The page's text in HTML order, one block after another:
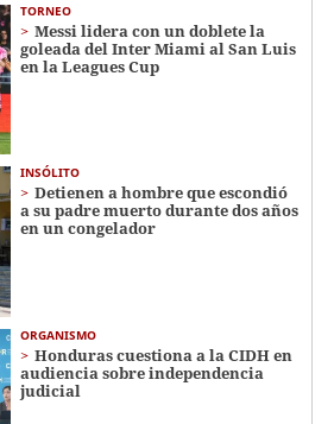
TORNEO
Messi lidera con un doblete la
goleada del Inter Miami al San Luis
en la Leagues Cup
INSÓLITO
Detienen a hombre que escondió
a su padre muerto durante dos años
en un congelador
ORGANISMO
Honduras cuestiona a la CIDH en
audiencia sobre independencia
judicial